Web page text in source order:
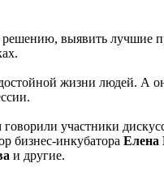
выявить лучшие
жизни людей. А
участники
бизнес-инкубатора Елена
и другие.